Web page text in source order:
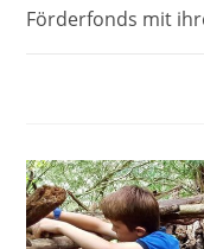
Förderfonds mit